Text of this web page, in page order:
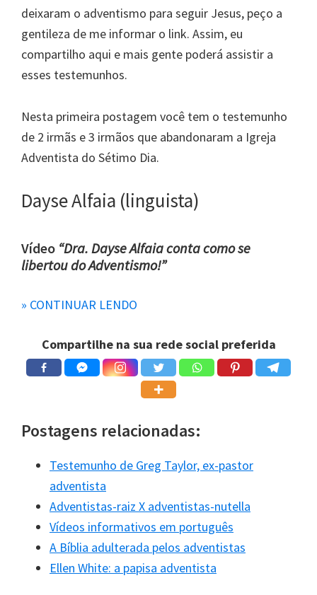
deixaram o adventismo para seguir Jesus, peço a
gentileza de me informar o link. Assim, eu
compartilho aqui e mais gente poderá assistir a
esses testemunhos.
Nesta primeira postagem você tem o testemunho
de 2 irmãs e 3 irmãos que abandonaram a Igreja
Adventista do Sétimo Dia.
Dayse Alfaia (linguista)
Vídeo “Dra. Dayse Alfaia conta como se
libertou do Adventismo!”
decepção com o adventismo e como saiu desse
sistema religioso.
Paulo César Albuquerque
(radialista) e Elias (representante
comercial)
» CONTINUAR LENDO
Compartilhe na sua rede social preferida
Postagens relacionadas:
Testemunho de Greg Taylor, ex-pastor
adventista
Adventistas-raiz X adventistas-nutella
Vídeos informativos em português
A Bíblia adulterada pelos adventistas
Ellen White: a papisa adventista